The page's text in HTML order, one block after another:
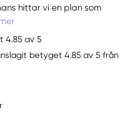
hittar vi en plan som
4.85 av 5
betyget 4.85 av 5 från